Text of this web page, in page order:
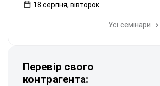
18 серпня, вівторок
Усі семінари
Перевір свого
контрагента: